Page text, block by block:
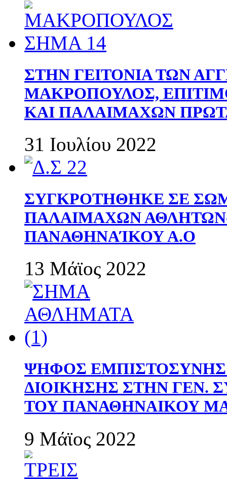
ΣΤΗΝ ΓΕΙΤΟΝΙΑ ΤΩΝ
ΜΑΚΡΟΠΟΥΛΟΣ,
ΚΑΙ ΠΑΛΑΙΜΑΧΩΝ
31 Ιουλίου 2022
ΣΥΓΚΡΟΤΗΘΗΚΕ ΣΕ
ΠΑΛΑΙΜΑΧΩΝ
ΠΑΝΑΘΗΝΑΊΚΟΥ Α.Ο
13 Μάϊος 2022
ΨΗΦΟΣ
ΔΙΟΙΚΗΣΗΣ ΣΤΗΝ ΓΕΝ.
ΤΟΥ ΠΑΝΑΘΗΝΑΙΚΟΥ
9 Μάϊος 2022